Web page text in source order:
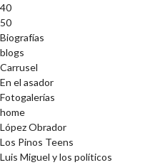
40
50
Biografías
blogs
Carrusel
En el asador
Fotogalerías
home
López Obrador
Los Pinos Teens
Luis Miguel y los políticos